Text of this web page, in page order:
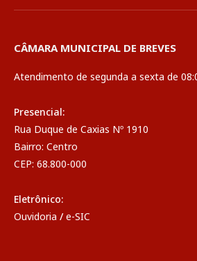
CÂMARA MUNICIPAL DE BREVES
Atendimento de segunda a sexta de
Presencial:
Rua Duque de Caxias Nº 1910
Bairro: Centro
CEP: 68.800-000
Eletrônico:
Ouvidoria / e-SIC